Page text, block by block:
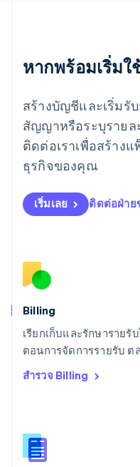
หากพร้อมเริ่มใ
สร้างบัญชีและเริ่มรั
สัญญาหรือระบุรายล
ติดต่อเราเพื่อสร้าง
ธุรกิจของคุณ
เริ่มเลย ติดต่อฝ่าย
Billing
เรียกเก็บและรักษาราย
ตอนการจัดการรายรับ ต
สำรวจ Billing
English
ลักเซมเบิร์ก
ลัตเวีย
English
ลิกเตนสไตน์
DeutschEnglish
ลิทัวเนีย
สเปน
EspañolEnglish
สโลวาเกีย
สวิตเซอร์แลนด์
Deutsch
สวีเดน
Svenska
สหรัฐอเมริกา
EnglishEspañol简体中文
English
English
สิงคโปร์